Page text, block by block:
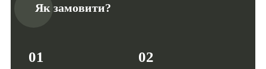
Як замовити?
01 02